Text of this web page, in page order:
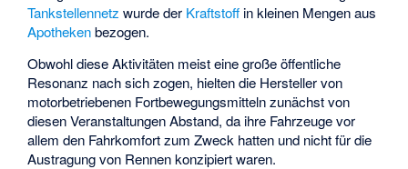
Tankstellennetz wurde der Kraftstoff in kleinen Mengen aus
Apothekenbezogen.
Obwohl diese Aktivitäten meist eine große öffentliche
Resonanz nach sich zogen, hielten die Hersteller von
motorbetriebenen Fortbewegungsmitteln zunächst von
diesen Veranstaltungen Abstand, da ihre Fahrzeuge vor
allem den Fahrkomfort zum Zweck hatten und nicht für die
Austragung von Rennen konzipiert waren.